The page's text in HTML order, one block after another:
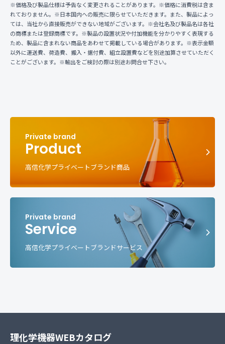
※価格及び製品仕様は予告なく変更されることがあります。※価格に消費税は含ま
れておりません。※日本国内への販売に限らせていただきます。また、製品によっ
ては、当社から直接販売ができない地域がございます。※会社名及び製品名は各社
の商標または登録商標です。※製品の設置状況や付加機能を分かりやすく表現する
ため、製品に含まれない商品をあわせて掲載している場合があります。※表示金額
以外に運送費、荷造費、搬入・据付費、組立設置費などを別途加算させていただく
ことがございます。※輸出をご検討の際は別途お問合せ下さい。
Product
高信化学プライベートブランド商品
Service
高信化学プライベートブランドサービス
理化学機器WEBカタログ